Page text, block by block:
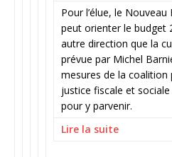
Pour l’élue, le
peut orienter le budget
autre direction que la
prévue par Michel
mesures de la coalition
justice fiscale et
pour y parvenir.
Lire la suite